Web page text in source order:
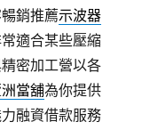
銷推薦示波器
適合某些壓縮
密加工營以各
當舖為你提供
融資借款服務